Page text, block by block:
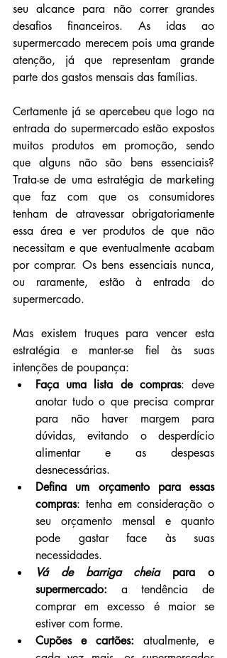
seu alcance para não correr grandes
desafios financeiros. As idas ao
supermercado merecem pois uma grande
atenção, já que representam grande
parte dos gastos mensais das famílias.
Certamente já se apercebeu que logo na
entrada do supermercado estão expostos
muitos produtos em promoção, sendo
que alguns não são bens essenciais?
Trata-se de uma estratégia de marketing
que faz com que os consumidores
tenham de atravessar obrigatoriamente
essa área e ver produtos de que não
necessitam e que eventualmente acabam
por comprar. Os bens essenciais nunca,
ou raramente, estão à entrada do
supermercado.
Mas existem truques para vencer esta
estratégia e manter-se fiel às suas
intenções de poupança:
Faça uma lista de compras: deve
anotar tudo o que precisa comprar
para não haver margem para
dúvidas, evitando o desperdício
alimentar e as despesas
desnecessárias.
Defina um orçamento para essas
compras: tenha em consideração o
seu orçamento mensal e quanto
pode gastar face às suas
necessidades.
Vá de barriga cheia para o
supermercado: a tendência de
comprar em excesso é maior se
estiver com forme.
Cupões e cartões: atualmente, e